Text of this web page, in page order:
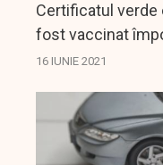
Certificatul
fost vaccinat
boală sau are un
situații.
16 IUNIE 2021